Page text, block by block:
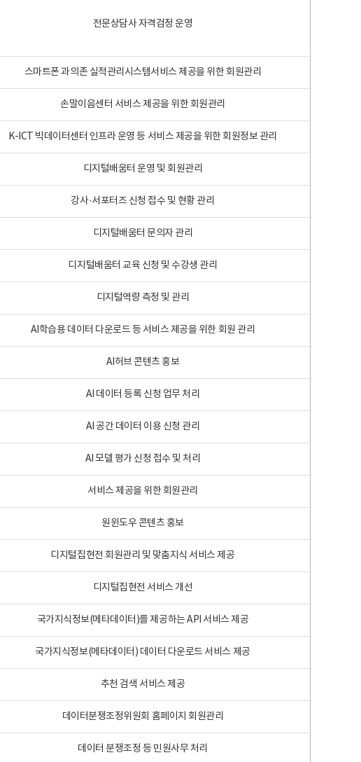
전문상담사 자격검정 운영
스마트폰 과의존 실적관리시스템서비스 제공을 위한 회원관리
손말이음센터 서비스 제공을 위한 회원관리
K-ICT 빅데이터센터 인프라 운영 등 서비스 제공을 위한 회원정보 관리
디지털배움터 운영 및 회원관리
강사·서포터즈 신청 접수 및 현황 관리
디지털배움터 문의자 관리
디지털배움터 교육 신청 및 수강생 관리
디지털역량 측정 및 관리
AI학습용 데이터 다운로드 등 서비스 제공을 위한 회원 관리
AI허브 콘텐츠 홍보
AI 데이터 등록 신청 업무 처리
AI 공간 데이터 이용 신청 관리
AI 모델 평가 신청 접수 및 처리
서비스 제공을 위한 회원관리
원윈도우 콘텐츠 홍보
디지털집현전 회원관리 및 맞춤지식 서비스 제공
디지털집현전 서비스 개선
국가지식정보(메타데이터)를 제공하는 API 서비스 제공
국가지식정보(메타데이터) 데이터 다운로드 서비스 제공
추천 검색 서비스 제공
데이터분쟁조정위원회 홈페이지 회원관리
데이터 분쟁조정 등 민원사무 처리